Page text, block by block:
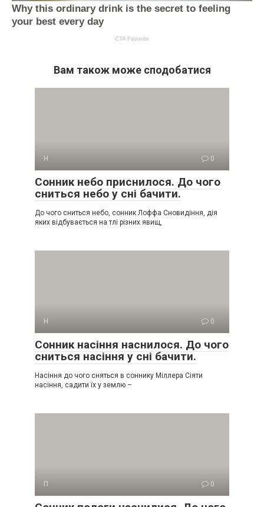
Вам також може сподобатися
Н 0
Сонник небо приснилося. До чого
сниться небо у сні бачити.
До чого сниться небо, сонник Лоффа Сновидіння, дія
яких відбувається на тлі різних явищ,
Н 0
Сонник насіння наснилося. До чого
сниться насіння у сні бачити.
Насіння до чого сняться в соннику Міллера Сіяти
насіння, садити їх у землю –
П 0